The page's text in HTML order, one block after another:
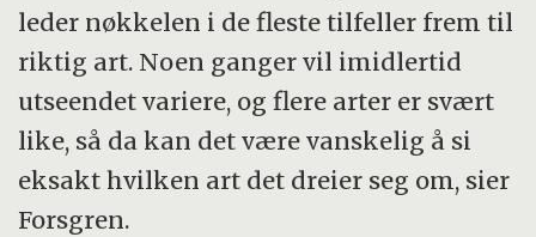
leder nøkkelen i de fleste tilfeller frem til
riktig art. Noen ganger vil imidlertid
utseendet variere, og flere arter er svært
like, så da kan det være vanskelig å si
eksakt hvilken art det dreier seg om, sier
Forsgren.